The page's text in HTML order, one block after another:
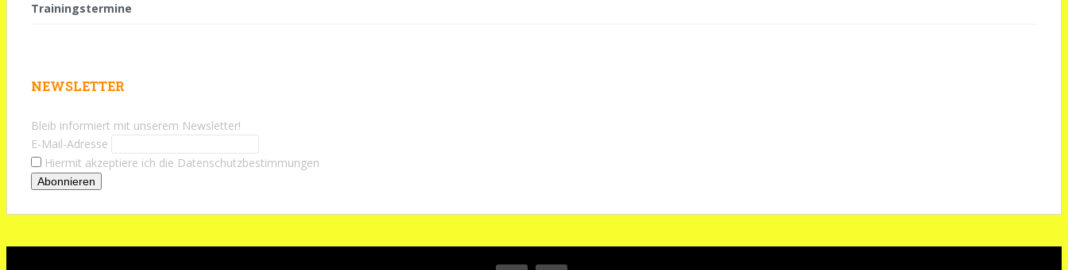
Trainingstermine
NEWSLETTER
Bleib informiert mit unserem Newsletter!
E-Mail-Adresse
Hiermit akzeptiere ich die Datenschutzbestimmungen